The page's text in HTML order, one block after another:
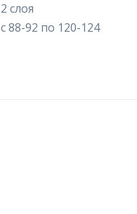
2 слоя
с 88-92 по 120-124